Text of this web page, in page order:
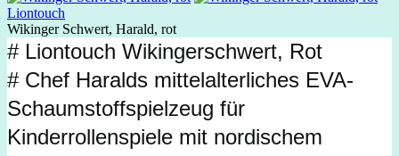
Liontouch
Wikinger Schwert, Harald, rot
# Liontouch Wikingerschwert, Rot
# Chef Haralds mittelalterliches EVA-
Schaumstoffspielzeug für
Kinderrollenspiele mit nordischem